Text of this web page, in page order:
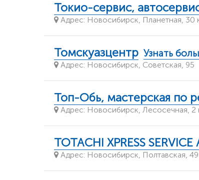
Токио-сервис,
Адрес: Новосибирск, Планетная, 30
Томскуазцентр Узнать
Адрес: Новосибирск, Советская, 95
Топ-Обь, мастерская по
Адрес: Новосибирск, Лесосечная, 2
ТОТАCHI XPRESS
Адрес: Новосибирск, Полтавская, 49